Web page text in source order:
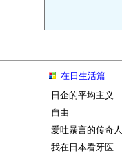
在日生活篇
日企的平均主义
自由
爱吐暴言的传奇
我在日本看牙医